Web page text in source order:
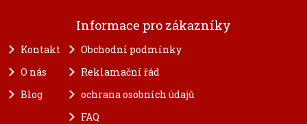
Informace pro zákazníky
Kontakt
O nás
Blog
Obchodní podmínky
Reklamační řád
ochrana osobních údajů
FAQ